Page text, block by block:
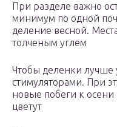
При разделе важно
минимум по одной
деление весной.
толченым углем
Чтобы деленки лучше
стимуляторами. При
новые побеги к
цветут